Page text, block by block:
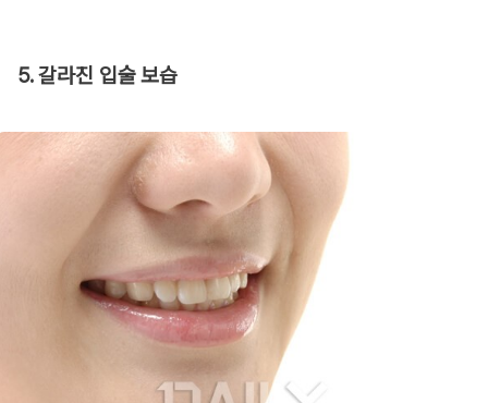
5. 갈라진 입술 보습